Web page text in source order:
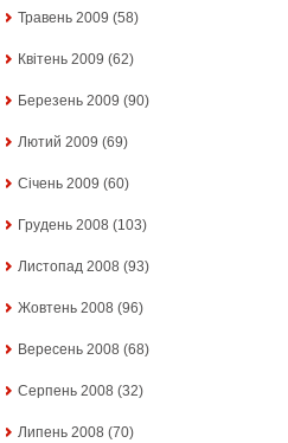
Травень 2009 (58)
Квітень 2009 (62)
Березень 2009 (90)
Лютий 2009 (69)
Січень 2009 (60)
Грудень 2008 (103)
Листопад 2008 (93)
Жовтень 2008 (96)
Вересень 2008 (68)
Серпень 2008 (32)
Липень 2008 (70)